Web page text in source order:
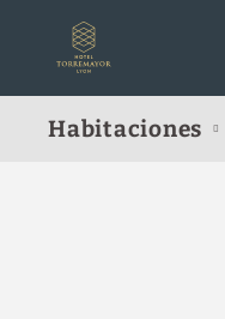
Habitaciones del Hotel
Habitaciones